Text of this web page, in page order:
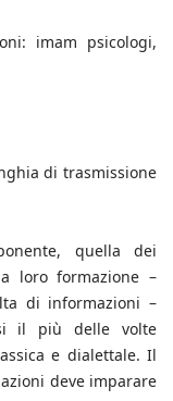
imam psicologi,
di trasmissione
quella dei
loro formazione –
di informazioni –
il più delle volte
e dialettale. Il
deve imparare